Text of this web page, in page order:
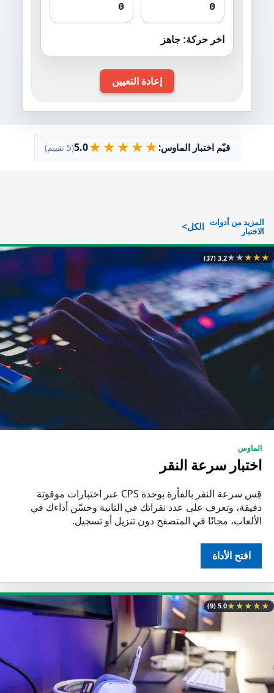
0
0
اخر حركة: جاهز
إعادة التعيين
قيّم اختبار الماوس:★
★
★
★
★
5.0(5 تقييم)
المزيد من أدوات
الاختبار
الكل
★
★
★
★
★
3.2
(37)
الماوس
اختبار سرعة النقر
قِس سرعة النقر بالفأرة بوحدة CPS عبر اختبارات موقوتة
دقيقة، وتعرف على عدد نقراتك في الثانية وحسّن أداءك في
الألعاب، مجانًا في المتصفح دون تنزيل أو تسجيل.
افتح الأداة
★
★
★
★
★
5.0
(9)